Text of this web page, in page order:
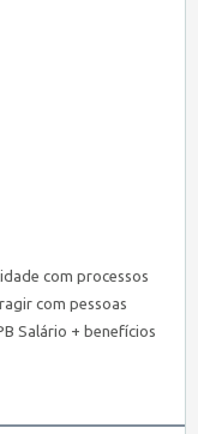
com processos
com pessoas
Salário + benefícios